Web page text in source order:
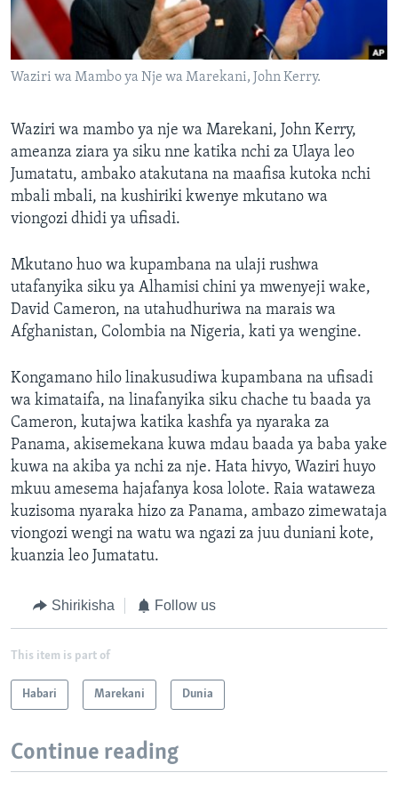
Waziri wa Mambo ya Nje wa Marekani, John Kerry.
Waziri wa mambo ya nje wa Marekani, John Kerry,
ameanza ziara ya siku nne katika nchi za Ulaya leo
Jumatatu, ambako atakutana na maafisa kutoka nchi
mbali mbali, na kushiriki kwenye mkutano wa
viongozi dhidi ya ufisadi.
Mkutano huo wa kupambana na ulaji rushwa
utafanyika siku ya Alhamisi chini ya mwenyeji wake,
David Cameron, na utahudhuriwa na marais wa
Afghanistan, Colombia na Nigeria, kati ya wengine.
Kongamano hilo linakusudiwa kupambana na ufisadi
wa kimataifa, na linafanyika siku chache tu baada ya
Cameron, kutajwa katika kashfa ya nyaraka za
Panama, akisemekana kuwa mdau baada ya baba yake
kuwa na akiba ya nchi za nje. Hata hivyo, Waziri huyo
mkuu amesema hajafanya kosa lolote. Raia wataweza
kuzisoma nyaraka hizo za Panama, ambazo zimewataja
viongozi wengi na watu wa ngazi za juu duniani kote,
kuanzia leo Jumatatu.
Shirikisha Follow us
This item is part of
Habari Marekani Dunia
Continue reading